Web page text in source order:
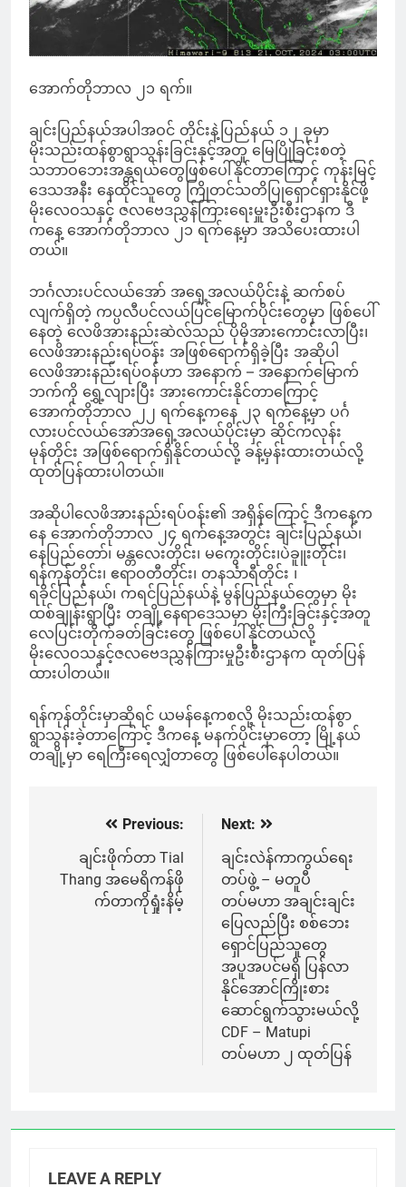
အောက်တိုဘာလ ၂၁ ရက်။
ချင်းပြည်နယ်အပါအဝင် တိုင်းနဲ့ပြည်နယ် ၁၂ ခုမှာ
မိုးသည်းထန်စွာရွာသွန်းခြင်းနှင့်အတူ မြေပြိုခြင်းစတဲ့
သဘာဝဘေးအန္တရယ်တွေဖြစ်ပေါ်နိုင်တာကြောင့် ကုန်းမြင့်
ဒေသအနီး နေထိုင်သူတွေ ကြိုတင်သတိပြုရှောင်ရှားနိုင်ဖို့
မိုးလေဝသနှင့် ဇလဗေဒညွှန်ကြားရေးမှူးဦးစီးဌာနက ဒီ
ကနေ့ အောက်တိုဘာလ ၂၁ ရက်နေ့မှာ အသိပေးထားပါ
တယ်။
ဘင်္ဂလားပင်လယ်အော် အရှေ့အလယ်ပိုင်းနဲ့ ဆက်စပ်
လျက်ရှိတဲ့ ကပ္ပလီပင်လယ်ပြင်မြောက်ပိုင်းတွေမှာ ဖြစ်ပေါ်
နေတဲ့ လေဖိအားနည်းဆဲလ်သည် ပိုမိုအားကောင်းလာပြီး၊
လေဖိအားနည်းရပ်ဝန်း အဖြစ်ရောက်ရှိခဲ့ပြီး အဆိုပါ
လေဖိအားနည်းရပ်ဝန်ဟာ အနောက် – အနောက်မြောက်
ဘက်ကို ရွှေ့လျားပြီး အားကောင်းနိုင်တာကြောင့်
အောက်တိုဘာလ ၂၂ ရက်နေ့ကနေ ၂၃ ရက်နေ့မှာ ပင်္ဂ
လားပင်လယ်အော်အရှေ့အလယ်ပိုင်းမှာ ဆိုင်ကလုန်း
မုန်တိုင်း အဖြစ်ရောက်ရှိနိုင်တယ်လို့ ခန့်မှန်းထားတယ်လို့
ထုတ်ပြန်ထားပါတယ်။
အဆိုပါလေဖိအားနည်းရပ်ဝန်း၏ အရှိန်ကြောင့် ဒီကနေ့က
နေ အောက်တိုဘာလ ၂၄ ရက်နေ့အတွင်း ချင်းပြည်နယ်၊
နေပြည်တော်၊ မန္တလေးတိုင်း၊ မကွေးတိုင်း၊ပဲခူူးတိုင်း၊
ရန်ကုန်တိုင်း၊ ဧရာဝတီတိုင်း၊ တနင်္သာရီတိုင်း ၊
ရခိုင်ပြည်နယ်၊ ကရင်ပြည်နယ်နဲ့ မွန်ပြည်နယ်တွေမှာ မိုး
ထစ်ချုန်းရွာပြီး တချို့နေရာဒေသမှာ မိုးကြီးခြင်းနှင့်အတူ
လေပြင်းတိုက်ခတ်ခြင်းတွေ ဖြစ်ပေါ်နိုင်တယ်လို့
မိုးလေဝသနှင့်ဇလဗေဒညွှန်ကြားမှုဦးစီးဌာနက ထုတ်ပြန်
ထားပါတယ်။
ရန်ကုန်တိုင်းမှာဆိုရင် ယမန်နေ့ကစလို့ မိုးသည်းထန်စွာ
ရွာသွန်းခဲ့တာကြောင့် ဒီကနေ့ မနက်ပိုင်းမှာတော့ မြို့နယ်
တချို့မှာ ရေကြီးရေလျှံတာတွေ ဖြစ်ပေါ်နေပါတယ်။
navigation
Previous:
ချင်းဖိုက်တာ Tial
Thang အမေရိကန်ဖို
က်တာကိုရှုံးနိမ့်
Next:
ချင်းလဲန်ကာကွယ်ရေး
တပ်ဖွဲ့ – မတူပီ
တပ်မဟာ အချင်းချင်း
ပြေလည်ပြီး စစ်ဘေး
ရှောင်ပြည်သူတွေ
အပူအပင်မရှိ ပြန်လာ
နိုင်အောင်ကြိုးစား
ဆောင်ရွက်သွားမယ်လို့
CDF – Matupi
တပ်မဟာ ၂ ထုတ်ပြန်
LEAVE A REPLY